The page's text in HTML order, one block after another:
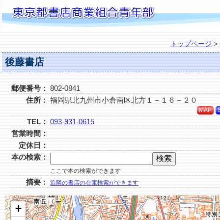
トップページ >
後藤書店
郵便番号： 802-0841
住所： 福岡県北九州市小倉南区北方１－１６－２０
MAP
TEL： 093-931-0615
営業時間：
定休日：
本の検索：
ここで本の検索ができます
摘要： 近隣の書店の在庫検索ができます
+